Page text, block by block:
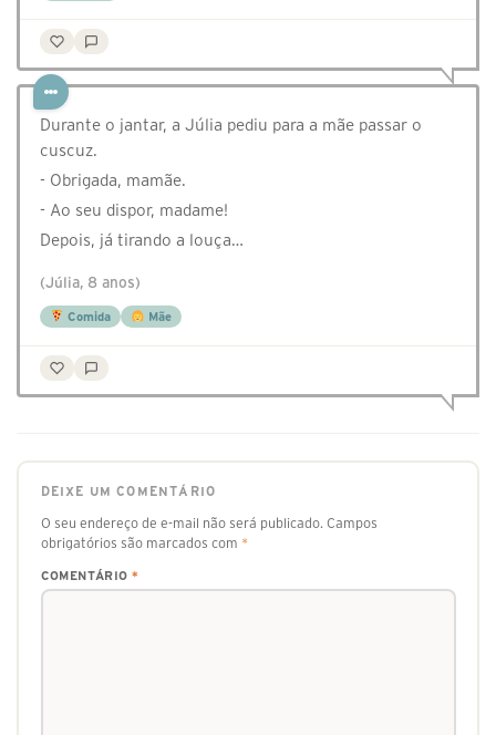
Durante o jantar, a Júlia pediu para a mãe passar o
cuscuz.
- Obrigada, mamãe.
- Ao seu dispor, madame!
Depois, já tirando a louça…
(Júlia, 8 anos)
Comida Mãe
DEIXE UM COMENTÁRIO
O seu endereço de e-mail não será publicado. Campos
obrigatórios são marcados com *
COMENTÁRIO *